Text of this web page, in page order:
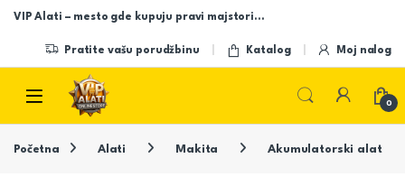
Skip to navigation
Skip to content
VIP Alati – mesto gde kupuju pravi majstori…
Pratite vašu porudžbinu Katalog Moj nalog
Open
0
Početna Alati Makita Akumulatorski alat